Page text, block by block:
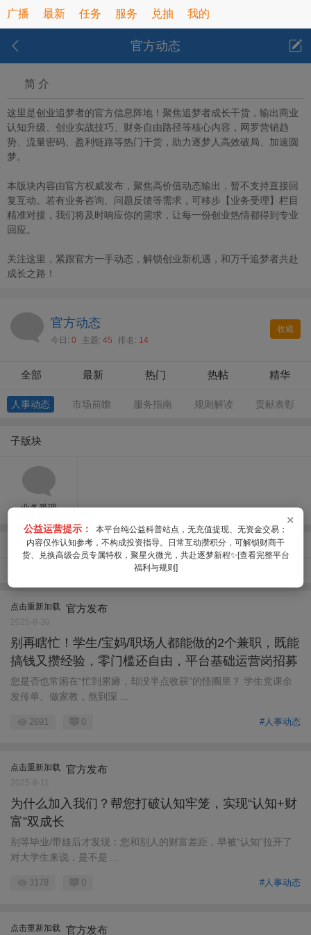
广播 最新 任务 服务 兑抽 我的
×
公益运营提示：
本平台纯公益科普站点，无充值提现、无资金交易；
内容仅作认知参考，不构成投资指导。日常互动攒积分，可解锁财商干
货、兑换高级会员专属特权，聚星火微光，共赴逐梦新程✨[查看完整平台
福利与规则]
官方动态
简 介
这里是创业追梦者的官方信息阵地！聚焦追梦者成长干货，输出商业
认知升级、创业实战技巧、财务自由路径等核心内容，网罗营销趋
势、流量密码、盈利链路等热门干货，助力逐梦人高效破局、加速圆
梦。
本版块内容由官方权威发布，聚焦高价值动态输出，暂不支持直接回
复互动。若有业务咨询、问题反馈等需求，可移步【业务受理】栏目
精准对接，我们将及时响应你的需求，让每一份创业热情都得到专业
回应。
关注这里，紧跟官方一手动态，解锁创业新机遇，和万千追梦者共赴
成长之路！
收藏
官方动态
今日: 0 主题: 45 排名: 14
全部 最新 热门 热帖 精华
人事动态 市场前瞻 服务指南 规则解读 贡献表彰
子版块
业务受理
公告 聚合微光·相伴逐梦 平台公益服务总公告
大学生宝妈兼职，朋友圈砍价营销活动编辑投放操作全流程：
点击重新加载 官方发布
2025-8-30
别再瞎忙！学生/宝妈/职场人都能做的2个兼职，既能
搞钱又攒经验，零门槛还自由，平台基础运营岗招募
您是否也常困在“忙到累瘫，却没半点收获”的怪圈里？ 学生党课余
发传单、做家教，熬到深 ...
#人事动态
2691 0
点击重新加载 官方发布
2025-8-11
为什么加入我们？帮您打破认知牢笼，实现“认知+财
富”双成长
别等毕业/带娃后才发现：您和别人的财富差距，早被“认知”拉开了
对大学生来说，是不是 ...
#人事动态
3178 0
点击重新加载 官方发布